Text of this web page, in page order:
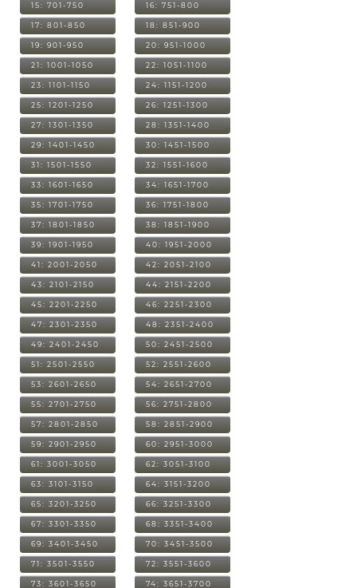
15: 701-750 16: 751-800
17: 801-850 18: 851-900
19: 901-950 20: 951-1000
21: 1001-1050 22: 1051-1100
23: 1101-1150 24: 1151-1200
25: 1201-1250 26: 1251-1300
27: 1301-1350 28: 1351-1400
29: 1401-1450 30: 1451-1500
31: 1501-1550 32: 1551-1600
33: 1601-1650 34: 1651-1700
35: 1701-1750 36: 1751-1800
37: 1801-1850 38: 1851-1900
39: 1901-1950 40: 1951-2000
41: 2001-2050 42: 2051-2100
43: 2101-2150 44: 2151-2200
45: 2201-2250 46: 2251-2300
47: 2301-2350 48: 2351-2400
49: 2401-2450 50: 2451-2500
51: 2501-2550 52: 2551-2600
53: 2601-2650 54: 2651-2700
55: 2701-2750 56: 2751-2800
57: 2801-2850 58: 2851-2900
59: 2901-2950 60: 2951-3000
61: 3001-3050 62: 3051-3100
63: 3101-3150 64: 3151-3200
65: 3201-3250 66: 3251-3300
67: 3301-3350 68: 3351-3400
69: 3401-3450 70: 3451-3500
71: 3501-3550 72: 3551-3600
73: 3601-3650 74: 3651-3700